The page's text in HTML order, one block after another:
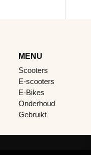
MENU
Scooters
E-scooters
E-Bikes
Onderhoud
Gebruikt